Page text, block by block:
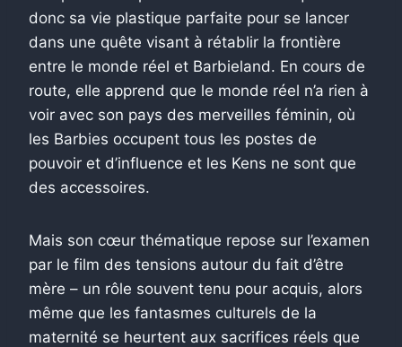
donc sa vie plastique parfaite pour se lancer
dans une quête visant à rétablir la frontière
entre le monde réel et Barbieland. En cours de
route, elle apprend que le monde réel n’a rien à
voir avec son pays des merveilles féminin, où
les Barbies occupent tous les postes de
pouvoir et d’influence et les Kens ne sont que
des accessoires.
Mais son cœur thématique repose sur l’examen
par le film des tensions autour du fait d’être
mère – un rôle souvent tenu pour acquis, alors
même que les fantasmes culturels de la
maternité se heurtent aux sacrifices réels que